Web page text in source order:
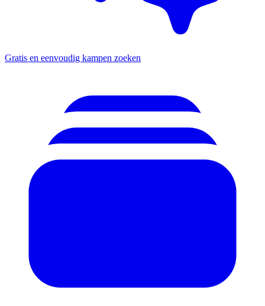
Gratis en eenvoudig kampen zoeken